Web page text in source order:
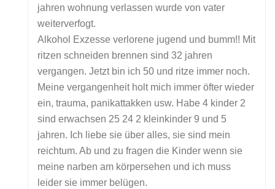
jahren wohnung verlassen wurde von vater
weiterverfogt.
Alkohol Exzesse verlorene jugend und bumm!! Mit
ritzen schneiden brennen sind 32 jahren
vergangen. Jetzt bin ich 50 und ritze immer noch.
Meine vergangenheit holt mich immer öfter wieder
ein, trauma, panikattakken usw. Habe 4 kinder 2
sind erwachsen 25 24 2 kleinkinder 9 und 5
jahren. Ich liebe sie über alles, sie sind mein
reichtum. Ab und zu fragen die Kinder wenn sie
meine narben am körpersehen und ich muss
leider sie immer belügen.